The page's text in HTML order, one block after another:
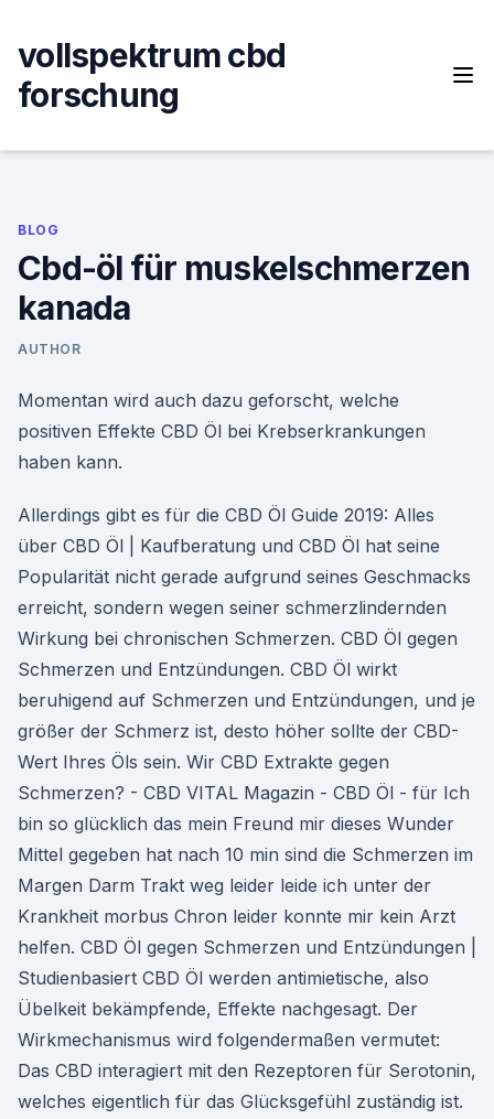
content
vollspektrum cbd
forschung
BLOG
Cbd-öl für muskelschmerzen
kanada
AUTHOR
Momentan wird auch dazu geforscht, welche
positiven Effekte CBD Öl bei Krebserkrankungen
haben kann.
Allerdings gibt es für die CBD Öl Guide 2019: Alles
über CBD Öl | Kaufberatung und CBD Öl hat seine
Popularität nicht gerade aufgrund seines Geschmacks
erreicht, sondern wegen seiner schmerzlindernden
Wirkung bei chronischen Schmerzen. CBD Öl gegen
Schmerzen und Entzündungen. CBD Öl wirkt
beruhigend auf Schmerzen und Entzündungen, und je
größer der Schmerz ist, desto höher sollte der CBD-
Wert Ihres Öls sein. Wir CBD Extrakte gegen
Schmerzen? - CBD VITAL Magazin - CBD Öl - für Ich
bin so glücklich das mein Freund mir dieses Wunder
Mittel gegeben hat nach 10 min sind die Schmerzen im
Margen Darm Trakt weg leider leide ich unter der
Krankheit morbus Chron leider konnte mir kein Arzt
helfen. CBD Öl gegen Schmerzen und Entzündungen |
Studienbasiert CBD Öl werden antimietische, also
Übelkeit bekämpfende, Effekte nachgesagt. Der
Wirkmechanismus wird folgendermaßen vermutet:
Das CBD interagiert mit den Rezeptoren für Serotonin,
welches eigentlich für das Glücksgefühl zuständig ist.